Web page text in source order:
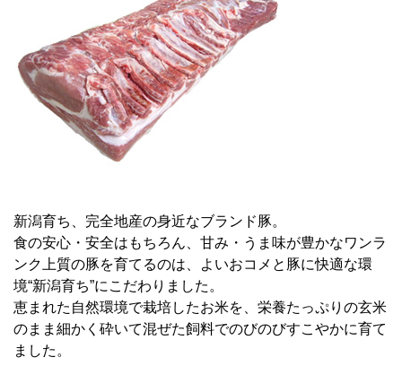
新潟育ち、完全地産の身近なブランド豚。
食の安心・安全はもちろん、甘み・うま味が豊かなワンラ
ンク上質の豚を育てるのは、よいおコメと豚に快適な環
境“新潟育ち”にこだわりました。
恵まれた自然環境で栽培したお米を、栄養たっぷりの玄米
のまま細かく砕いて混ぜた飼料でのびのびすこやかに育て
ました。